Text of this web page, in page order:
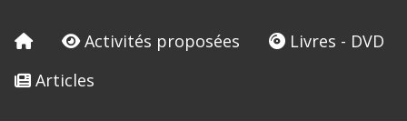
Activités proposées
Livres - DVD
Articles